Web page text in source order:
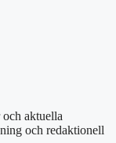
aktuella
och redaktionell